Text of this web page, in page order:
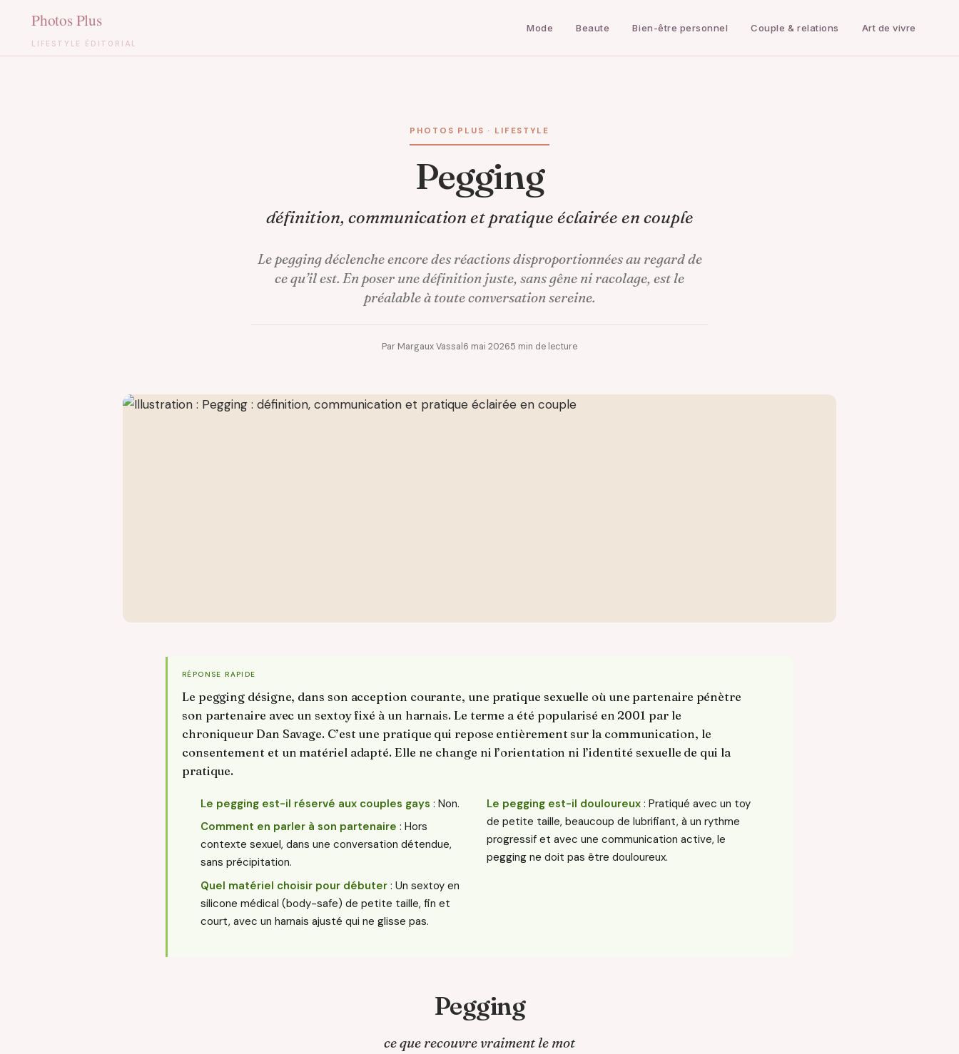
LIFESTYLE ÉDITORIAL
Mode Beaute Bien-être personnel Couple & relations Art de vivre
PHOTOS PLUS · LIFESTYLE
Pegging
définition, communication et pratique éclairée en couple
Le pegging déclenche encore des réactions disproportionnées au regard de
ce qu’il est. En poser une définition juste, sans gêne ni racolage, est le
préalable à toute conversation sereine.
Par Margaux Vassal 6 mai 20265 min de lecture
RÉPONSE RAPIDE
Le pegging désigne, dans son acception courante, une pratique sexuelle où une partenaire pénètre
son partenaire avec un sextoy fixé à un harnais. Le terme a été popularisé en 2001 par le
chroniqueur Dan Savage. C’est une pratique qui repose entièrement sur la communication, le
consentement et un matériel adapté. Elle ne change ni l’orientation ni l’identité sexuelle de qui la
pratique.
Le pegging est-il réservé aux couples gays : Non.
Comment en parler à son partenaire : Hors
contexte sexuel, dans une conversation détendue,
sans précipitation.
Quel matériel choisir pour débuter: Un sextoy en
silicone médical (body-safe) de petite taille, fin et
court, avec un harnais ajusté qui ne glisse pas.
Le pegging est-il douloureux: Pratiqué avec un toy
de petite taille, beaucoup de lubrifiant, à un rythme
progressif et avec une communication active, le
pegging ne doit pas être douloureux.
Pegging
ce que recouvre vraiment le mot